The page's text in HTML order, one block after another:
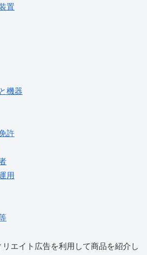
置
機器
許
用
エイト広告を利用して商品を紹介し